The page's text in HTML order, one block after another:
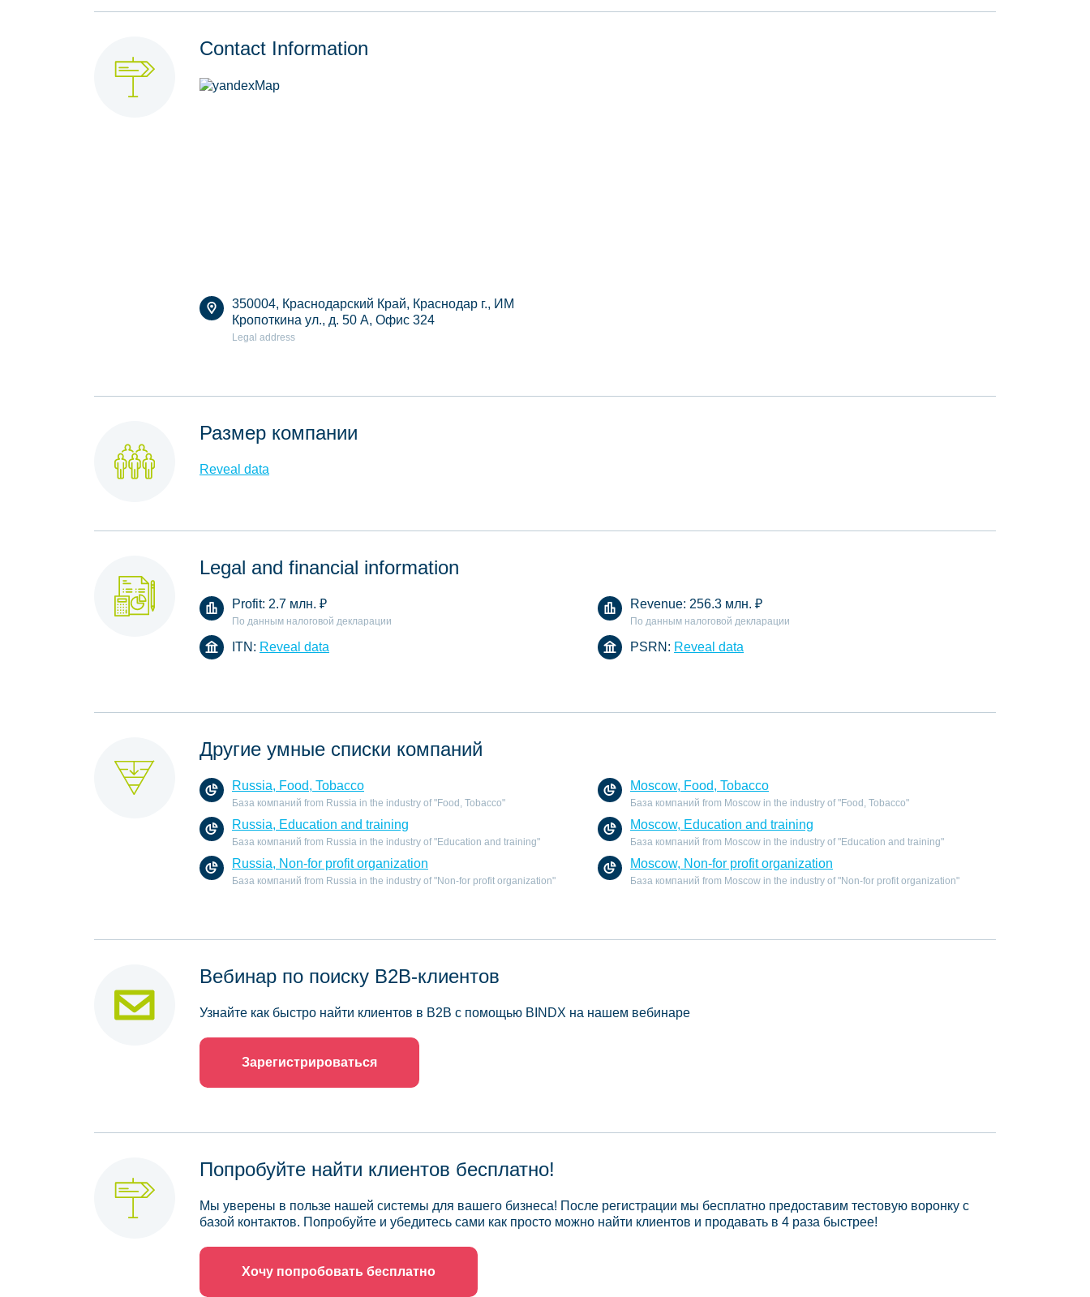
Contact Information
350004, Краснодарский Край, Краснодар г., ИМ
Кропоткина ул., д. 50 А, Офис 324
Legal address
Размер компании
Reveal data
Legal and financial information
Profit: 2.7 млн. ₽
По данным налоговой декларации
Revenue: 256.3 млн. ₽
По данным налоговой декларации
ITN: Reveal data PSRN: Reveal data
Другие умные списки компаний
Russia, Food, Tobacco
База компаний from Russia in the industry of "Food, Tobacco"
Moscow, Food, Tobacco
База компаний from Moscow in the industry of "Food, Tobacco"
Russia, Education and training
База компаний from Russia in the industry of "Education and training"
Moscow, Education and training
База компаний from Moscow in the industry of "Education and training"
Russia, Non-for profit organization
База компаний from Russia in the industry of "Non-for profit organization"
Moscow, Non-for profit organization
База компаний from Moscow in the industry of "Non-for profit organization"
Вебинар по поиску B2B-клиентов
Узнайте как быстро найти клиентов в B2B с помощью BINDX на нашем вебинаре
Зарегистрироваться
Попробуйте найти клиентов бесплатно!
Мы уверены в пользе нашей системы для вашего бизнеса! После регистрации мы бесплатно предоставим тестовую воронку с
базой контактов. Попробуйте и убедитесь сами как просто можно найти клиентов и продавать в 4 раза быстрее!
Хочу попробовать бесплатно